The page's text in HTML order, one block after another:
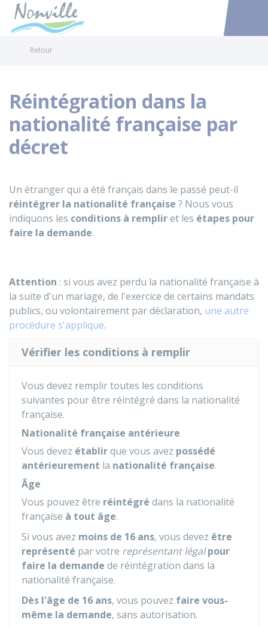
Accéder
Retour
Réintégration dans la
nationalité française par
décret
Un étranger qui a été français dans le passé peut-il
réintégrer la nationalité française ? Nous vous
indiquons les conditions à rempliret les étapes pour
faire la demande.
Attention : si vous avez perdu la nationalité française à
la suite d'un mariage, de l'exercice de certains mandats
publics, ou volontairement par déclaration, une autre
procédure s'applique.
Vérifier les conditions à remplir
Vous devez remplir toutes les conditions
suivantes pour être réintégré dans la nationalité
française.
Nationalité française antérieure
Vous devez établirque vous avez possédé
antérieurement la nationalité française.
Âge
Vous pouvez être réintégré dans la nationalité
française à tout âge.
Si vous avez moins de 16 ans, vous devez être
représenté par votre représentant légal pour
faire la demande de réintégration dans la
nationalité française.
Dès l'âge de 16 ans, vous pouvez faire vous-
même la demande, sans autorisation.